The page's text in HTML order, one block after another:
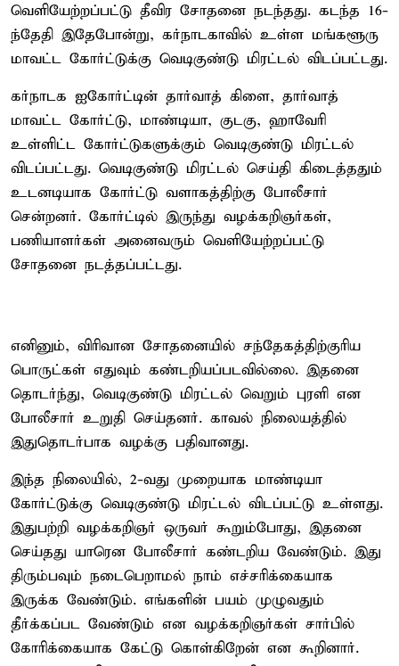
வெளியேற்றப்பட்டு தீவிர சோதனை நடந்தது. கடந்த 16-
ந்தேதி இதேபோன்று, கர்நாடகாவில் உள்ள மங்களூரு
மாவட்ட கோர்ட்டுக்கு வெடிகுண்டு மிரட்டல் விடப்பட்டது.
கர்நாடக ஐகோர்ட்டின் தார்வாத் கிளை, தார்வாத்
மாவட்ட கோர்ட்டு, மாண்டியா, குடகு, ஹாவேரி
உள்ளிட்ட கோர்ட்டுகளுக்கும் வெடிகுண்டு மிரட்டல்
விடப்பட்டது. வெடிகுண்டு மிரட்டல் செய்தி கிடைத்ததும்
உடனடியாக கோர்ட்டு வளாகத்திற்கு போலீசார்
சென்றனர். கோர்ட்டில் இருந்து வழக்கறிஞர்கள்,
பணியாளர்கள் அனைவரும் வெளியேற்றப்பட்டு
சோதனை நடத்தப்பட்டது.
எனினும், விரிவான சோதனையில் சந்தேகத்திற்குரிய
பொருட்கள் எதுவும் கண்டறியப்படவில்லை. இதனை
தொடர்ந்து, வெடிகுண்டு மிரட்டல் வெறும் புரளி என
போலீசார் உறுதி செய்தனர். காவல் நிலையத்தில்
இதுதொடர்பாக வழக்கு பதிவானது.
இந்த நிலையில், 2-வது முறையாக மாண்டியா
கோர்ட்டுக்கு வெடிகுண்டு மிரட்டல் விடப்பட்டு உள்ளது.
இதுபற்றி வழக்கறிஞர் ஒருவர் கூறும்போது, இதனை
செய்தது யாரென போலீசார் கண்டறிய வேண்டும். இது
திரும்பவும் நடைபெறாமல் நாம் எச்சரிக்கையாக
இருக்க வேண்டும். எங்களின் பயம் முழுவதும்
தீர்க்கப்பட வேண்டும் என வழக்கறிஞர்கள் சார்பில்
கோரிக்கையாக கேட்டு கொள்கிறேன் என கூறினார்.